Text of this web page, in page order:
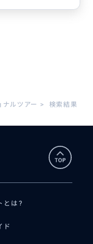
ルツアー > 検索結果
とは?
ド